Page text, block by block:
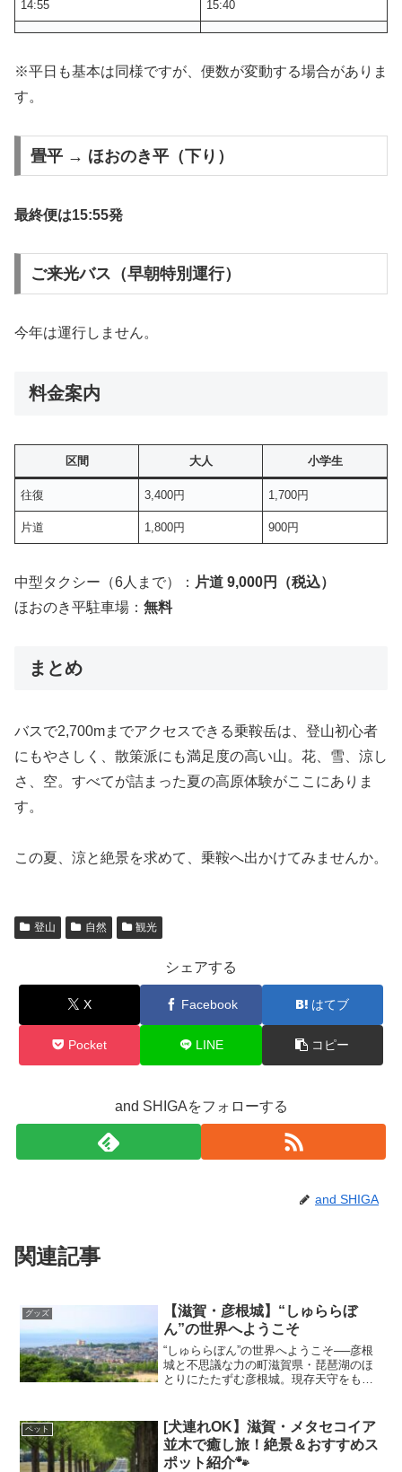
14:55 15:40
※平日も基本は同様ですが、便数が変動する場合がありま
す。
畳平 → ほおのき平（下り）
最終便は15:55発
ご来光バス（早朝特別運行）
今年は運行しません。
料金案内
区間 大人 小学生
往復 3,400円 1,700円
片道 1,800円 900円
中型タクシー（6人まで）： 片道 9,000円（税込）
ほおのき平駐車場： 無料
まとめ
バスで2,700mまでアクセスできる乗鞍岳は、登山初心者
にもやさしく、散策派にも満足度の高い山。花、雪、涼し
さ、空。すべてが詰まった夏の高原体験がここにありま
す。
この夏、涼と絶景を求めて、乗鞍へ出かけてみませんか。
登山 自然 観光
シェアする
X Facebook はてブ
Pocket LINE コピー
and SHIGAをフォローする
and SHIGA
関連記事
グッズ
【滋賀・彦根城】“しゅららぼ
ん”の世界へようこそ
“しゅららぼん”の世界へようこそ──彦根
城と不思議な力の町滋賀県・琵琶湖のほ
とりにたたずむ彦根城。現存天守をもつ
ぼん』の舞台としても注目を集めていま
す。映画版では、彦根...
ペット
[犬連れOK】滋賀・メタセコイア
並木で癒し旅！絶景＆おすすめス
ポット紹介🐾